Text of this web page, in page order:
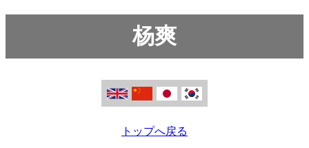
杨爽
トップへ戻る